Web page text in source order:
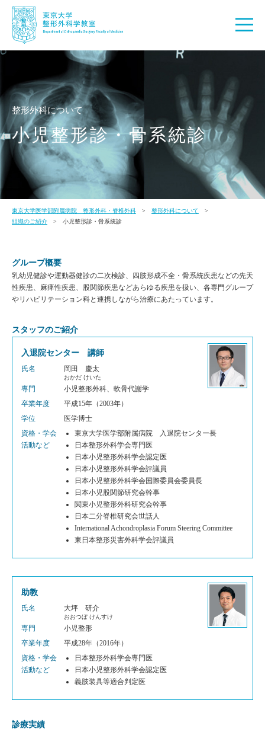
整形外科について
小児整形診・骨系統診
東京大学医学部附属病院 整形外科・脊椎外科
整形外科について
組織のご紹介
小児整形診・骨系統診
グループ概要
乳幼児健診や運動器健診の二次検診、四肢形成不全・骨系統疾患などの先天
性疾患、麻痺性疾患、股関節疾患などあらゆる疾患を扱い、各専門グループ
やリハビリテーション科と連携しながら治療にあたっています。
スタッフのご紹介
助教
氏名 大坪 研介
おおつぼ けんすけ
専門
小児整形
卒業年度
平成28年（2016年）
資格・学会
活動など
日本整形外科学会専門医
日本小児整形外科学会認定医
義肢装具等適合判定医
入退院センター 講師
氏名 岡田 慶太
おかだ けいた
専門
小児整形外科、軟骨代謝学
卒業年度
平成15年（2003年）
学位
医学博士
資格・学会
活動など
東京大学医学部附属病院 入退院センター長
日本整形外科学会専門医
日本小児整形外科学会認定医
日本小児整形外科学会評議員
日本小児整形外科学会国際委員会委員長
日本小児股関節研究会幹事
関東小児整形外科研究会幹事
日本二分脊椎研究会世話人
International Achondroplasia Forum Steering Committee
東日本整形災害外科学会評議員
診療実績